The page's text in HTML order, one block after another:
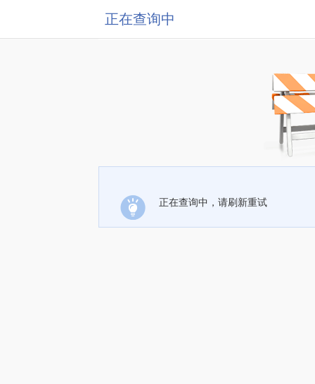
正在查询中
正在查询中，请刷新重试